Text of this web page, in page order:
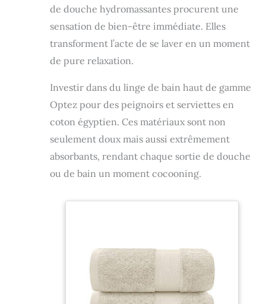
de douche hydromassantes procurent une
sensation de bien-être immédiate. Elles
transforment l’acte de se laver en un moment
de pure relaxation.
Investir dans du linge de bain haut de gamme
Optez pour des peignoirs et serviettes en
coton égyptien. Ces matériaux sont non
seulement doux mais aussi extrêmement
absorbants, rendant chaque sortie de douche
ou de bain un moment cocooning.